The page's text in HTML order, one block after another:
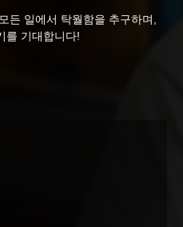
든 일에서 탁월함을 추구하며,
를 기대합니다!